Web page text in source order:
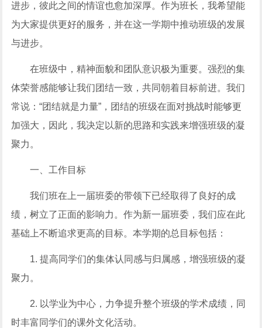
进步，彼此之间的情谊也愈加深厚。作为班长，我希望能
为大家提供更好的服务，并在这一学期中推动班级的发展
与进步。
在班级中，精神面貌和团队意识极为重要。强烈的集
体荣誉感能够让我们团结一致，共同朝着目标前进。我们
常说：“团结就是力量”，团结的班级在面对挑战时能够更
加强大，因此，我决定以新的思路和实践来增强班级的凝
聚力。
一、工作目标
我们班在上一届班委的带领下已经取得了良好的成
绩，树立了正面的影响力。作为新一届班委，我们应在此
基础上不断追求更高的目标。本学期的总目标包括：
1. 提高同学们的集体认同感与归属感，增强班级的凝
聚力。
2. 以学业为中心，力争提升整个班级的学术成绩，同
时丰富同学们的课外文化活动。